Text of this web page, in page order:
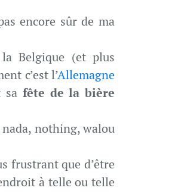
encore sûr de ma
Belgique (et plus
c’est l’Allemagne
sa fête de la bière
nothing, walou
frustrant que d’être
à telle ou telle